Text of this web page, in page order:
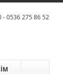
- 0536 275 86 52